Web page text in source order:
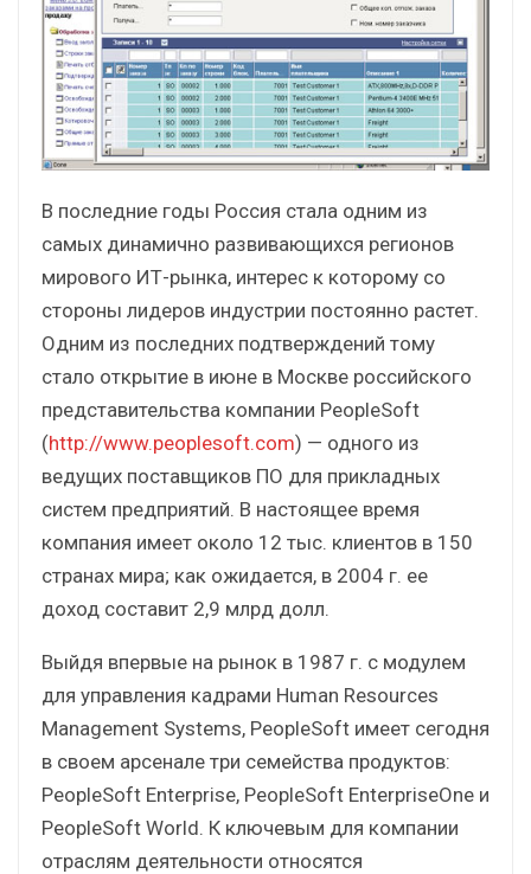
В последние годы Россия стала одним из
самых динамично развивающихся регионов
мирового ИТ-рынка, интерес к которому со
стороны лидеров индустрии постоянно растет.
Одним из последних подтверждений тому
стало открытие в июне в Москве российского
представительства компании PeopleSoft
(http://www.peoplesoft.com) — одного из
ведущих поставщиков ПО для прикладных
систем предприятий. В настоящее время
компания имеет около 12 тыс. клиентов в 150
странах мира; как ожидается, в 2004 г. ее
доход составит 2,9 млрд долл.
Выйдя впервые на рынок в 1987 г. с модулем
для управления кадрами Human Resources
Management Systems, PeopleSoft имеет сегодня
в своем арсенале три семейства продуктов:
PeopleSoft Enterprise, PeopleSoft EnterpriseOne и
PeopleSoft World. К ключевым для компании
отраслям деятельности относятся